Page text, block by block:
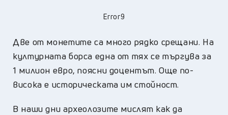
Error9
Две от монетите са много рядко срещани. На
културната борса една от тях се търгува за
1 милион евро, поясни доцентът. Още по-
висока е историческата им стойност.
В наши дни археолозите мислят как да